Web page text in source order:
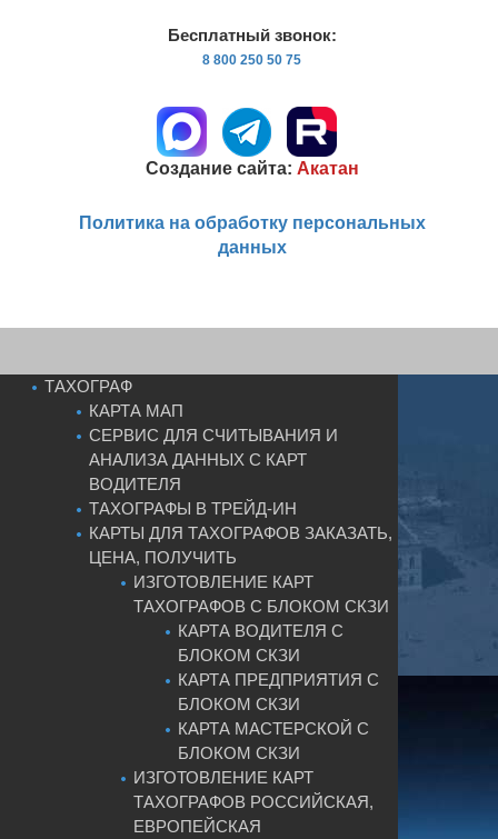
Бесплатный звонок:
8 800 250 50 75
Создание сайта: Акатан
Политика на обработку персональных
данных
ТАХОГРАФ
КАРТА МАП
СЕРВИС ДЛЯ СЧИТЫВАНИЯ И
АНАЛИЗА ДАННЫХ С КАРТ
ВОДИТЕЛЯ
ТАХОГРАФЫ В ТРЕЙД-ИН
КАРТЫ ДЛЯ ТАХОГРАФОВ ЗАКАЗАТЬ,
ЦЕНА, ПОЛУЧИТЬ
ИЗГОТОВЛЕНИЕ КАРТ
ТАХОГРАФОВ С БЛОКОМ СКЗИ
КАРТА ВОДИТЕЛЯ С
БЛОКОМ СКЗИ
КАРТА ПРЕДПРИЯТИЯ С
БЛОКОМ СКЗИ
КАРТА МАСТЕРСКОЙ С
БЛОКОМ СКЗИ
ИЗГОТОВЛЕНИЕ КАРТ
ТАХОГРАФОВ РОССИЙСКАЯ,
ЕВРОПЕЙСКАЯ